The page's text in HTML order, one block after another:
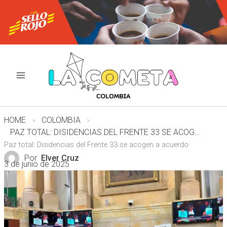
contenido
HOME
COLOMBIA
PAZ TOTAL: DISIDENCIAS DEL FRENTE 33 SE ACOGEN A ACUERDO
Paz total: Disidencias del Frente 33 se acogen a acuerdo
Por Elver Cruz
3 de junio de 2025